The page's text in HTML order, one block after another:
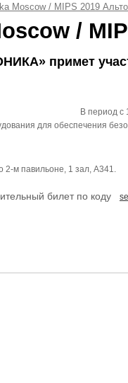
Moscow / MIPS 2019
/
примет
В период с
для обеспечения
2-м павильоне, 1 зал, A341.
билет по коду